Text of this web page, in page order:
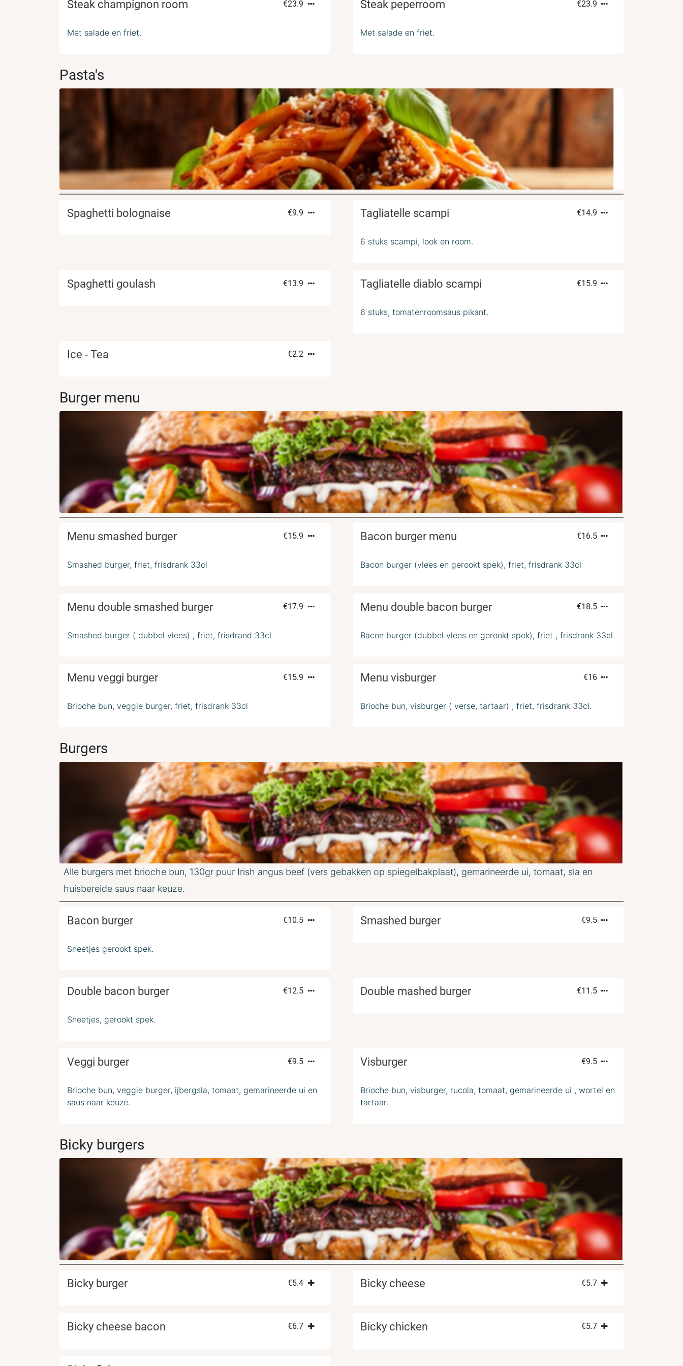
Steak champignon room €23.9
Met salade en friet.
Steak peperroom €23.9
Met salade en friet.
Pasta's
Spaghetti bolognaise €9.9 Tagliatelle scampi €14.9
6 stuks scampi, look en room.
Spaghetti goulash €13.9 Tagliatelle diablo scampi €15.9
6 stuks, tomatenroomsaus pikant.
Ice - Tea €2.2
Burger menu
Menu smashed burger €15.9
Smashed burger, friet, frisdrank 33cl
Bacon burger menu €16.5
Bacon burger (vlees en gerookt spek), friet, frisdrank 33cl
Menu double smashed burger €17.9
Smashed burger ( dubbel vlees) , friet, frisdrand 33cl
Menu double bacon burger €18.5
Bacon burger (dubbel vlees en gerookt spek), friet , frisdrank 33cl.
Menu veggi burger €15.9
Brioche bun, veggie burger, friet, frisdrank 33cl
Menu visburger €16
Brioche bun, visburger ( verse, tartaar) , friet, frisdrank 33cl.
Burgers
Alle burgers met brioche bun, 130gr puur Irish angus beef (vers gebakken op spiegelbakplaat), gemarineerde ui, tomaat, sla en
huisbereide saus naar keuze.
Bacon burger €10.5
Sneetjes gerookt spek.
Smashed burger €9.5
Double bacon burger €12.5
Sneetjes, gerookt spek.
Double mashed burger €11.5
Veggi burger €9.5
Brioche bun, veggie burger, ijbergsla, tomaat, gemarineerde ui en
saus naar keuze.
Visburger €9.5
Brioche bun, visburger, rucola, tomaat, gemarineerde ui , wortel en
tartaar.
Bicky burgers
Bicky burger €5.4 Bicky cheese €5.7
Bicky cheese bacon €6.7 Bicky chicken €5.7